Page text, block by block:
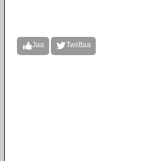
Jaa Twiittaa